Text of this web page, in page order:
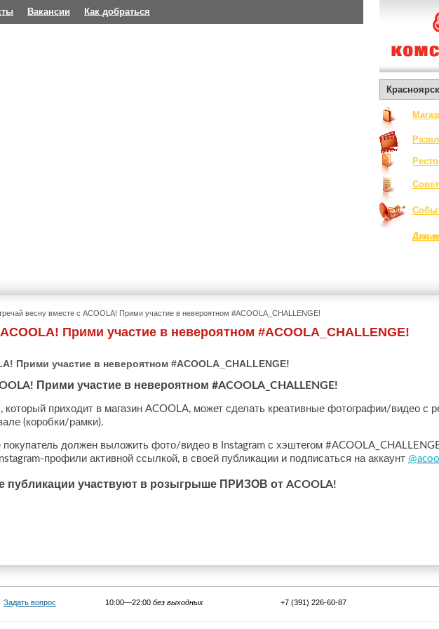
Вакансии Как добраться
Для
весну вместе с ACOOLA! Прими участие в невероятном #ACOOLA_CHALLENGE!
Прими участие в невероятном #ACOOLA_CHALLENGE!
Прими участие в невероятном #ACOOLA_CHALLENGE!
Прими участие в невероятном #ACOOLA_CHALLENGE!
, который приходит в магазин ACOOLA, может сделать креативные фотографии/видео с
(коробки/рамки).
покупатель должен выложить фото/видео в Instagram с хэштегом
профили активной ссылкой, в своей публикации и подписаться на аккаунт
публикации участвуют в розыгрыше ПРИЗОВ от ACOOLA!
Задать вопрос 10:00—22:00 без выходных +7 (391) 226-60-87